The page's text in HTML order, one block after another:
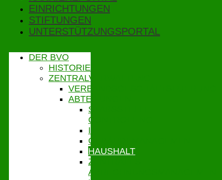
EINRICHTUNGEN
STIFTUNGEN
UNTERSTÜTZUNGSPORTAL
DER BVO
HISTORIE
ZENTRALVERWALTUNG
VERBANDSGESCHÄFTSFÜHRUNG
ABTEILUNGEN
STABSSTELLE
CONTROLLING
IT
GEBÄUDEMANAGEMENT
HAUSHALT
ZENTRALES
ABRECHNUNGSMANAGEMENT